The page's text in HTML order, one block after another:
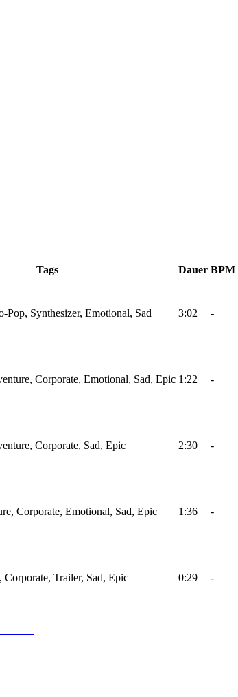
Tags Dauer BPM
Synthesizer, Emotional, Sad 3:02 -
Corporate, Emotional, Sad, Epic 1:22 -
Corporate, Sad, Epic 2:30 -
Corporate, Emotional, Sad, Epic 1:36 -
Corporate, Trailer, Sad, Epic 0:29 -